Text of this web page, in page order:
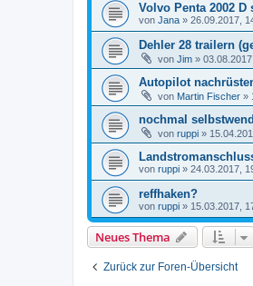
Volvo Penta 2002
von Jana » 26.09.2017,
Dehler 28 trailern
von Jim »
Autopilot
von Martin Fischer »
nochmal
von ruppi »
von ruppi » 24.03.2017,
reffhaken?
von ruppi » 15.03.2017,
Neues Thema
Zurück zur Foren-Übersicht